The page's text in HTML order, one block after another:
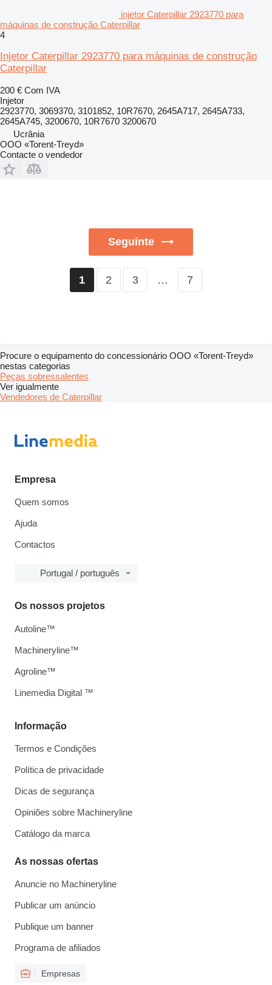
injetor Caterpillar 2923770 para
máquinas de construção Caterpillar
4
Injetor Caterpillar 2923770 para máquinas de construção
Caterpillar
200 € Com IVA
Injetor
2923770, 3069370, 3101852, 10R7670, 2645A717, 2645A733,
2645A745, 3200670, 10R7670 3200670
Ucrânia
OOO «Torent-Treyd»
Contacte o vendedor
Seguinte
1 2 3 … 7
Procure o equipamento do concessionário OOO «Torent-Treyd»
nestas categorias
Peças sobressalentes
Ver igualmente
Vendedores de Caterpillar
Empresa
Quem somos
Ajuda
Contactos
Portugal / português
Informação
Termos e Condições
Política de privacidade
Dicas de segurança
Opiniões sobre Machineryline
Catálogo da marca
As nossas ofertas
Anuncie no Machineryline
Publicar um anúncio
Publique um banner
Programa de afiliados
Empresas
Os nossos projetos
Autoline™
Machineryline™
Agroline™
Linemedia Digital ™